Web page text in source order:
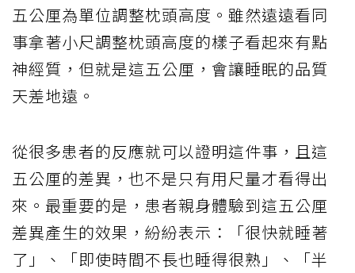
五公厘為單位調整枕頭高度。雖然遠遠看同
事拿著小尺調整枕頭高度的樣子看起來有點
神經質，但就是這五公厘，會讓睡眠的品質
天差地遠。
從很多患者的反應就可以證明這件事，且這
五公厘的差異，也不是只有用尺量才看得出
來。最重要的是，患者親身體驗到這五公厘
差異產生的效果，紛紛表示：「很快就睡著
了」、「即使時間不長也睡得很熟」、「半